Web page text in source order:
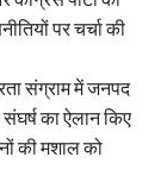
पर चर्चा की
संग्राम में जनपद
का ऐलान किए
की मशाल को